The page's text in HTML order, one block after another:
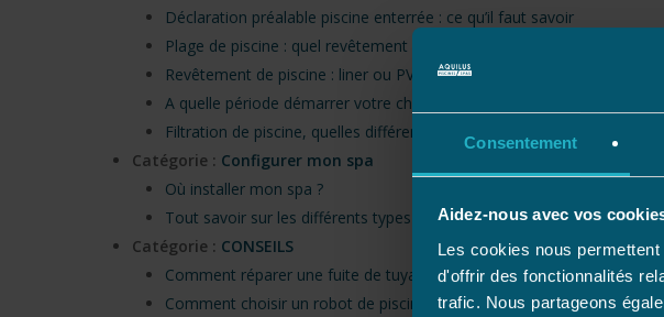
Consentement
Aidez-nous avec vos
Les cookies nous
d'offrir des fonctionnalités
trafic. Nous partageons
Déclaration préalable piscine enterrée : ce qu’il faut savoir
Plage de piscine : quel revêtement choisir?
Revêtement de piscine : liner ou PVC armé ?
A quelle période démarrer votre chantier de piscine ?
Filtration de piscine, quelles différences ?
Catégorie : Configurer mon spa
Où installer mon spa ?
Tout savoir sur les différents types de jets de massages des spas
Catégorie : CONSEILS
Comment réparer une fuite de tuyau d’une piscine enterrée
Comment choisir un robot de piscine ? Le guide complet